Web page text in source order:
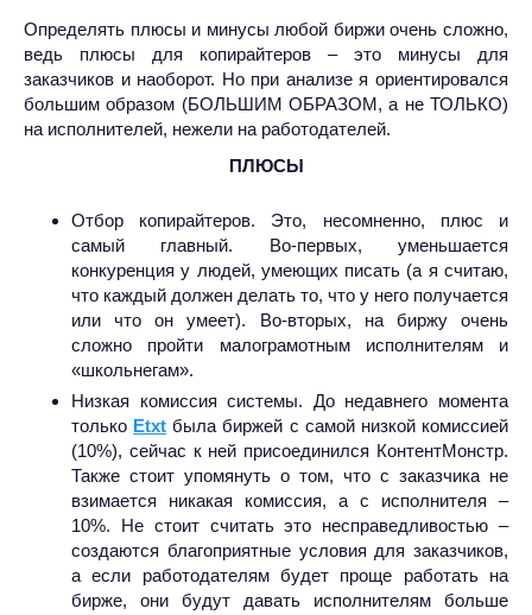
Определять плюсы и минусы любой биржи очень сложно,
ведь плюсы для копирайтеров – это минусы для
заказчиков и наоборот. Но при анализе я ориентировался
большим образом (БОЛЬШИМ ОБРАЗОМ, а не ТОЛЬКО)
на исполнителей, нежели на работодателей.
ПЛЮСЫ
Отбор копирайтеров. Это, несомненно, плюс и
самый главный. Во-первых, уменьшается
конкуренция у людей, умеющих писать (а я считаю,
что каждый должен делать то, что у него получается
или что он умеет). Во-вторых, на биржу очень
сложно пройти малограмотным исполнителям и
«школьнегам».
Низкая комиссия системы. До недавнего момента
только Etxt была биржей с самой низкой комиссией
(10%), сейчас к ней присоединился КонтентМонстр.
Также стоит упомянуть о том, что с заказчика не
взимается никакая комиссия, а с исполнителя –
10%. Не стоит считать это несправедливостью –
создаются благоприятные условия для заказчиков,
а если работодателям будет проще работать на
бирже, они будут давать исполнителям больше